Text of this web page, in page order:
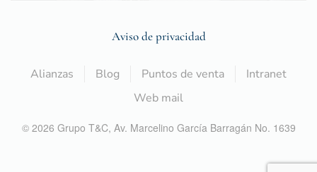
Aviso de privacidad
Alianzas Blog Puntos de venta
Intranet
Web mail
© 2026 Grupo T&C, Av. Marcelino García Barragán No. 1639